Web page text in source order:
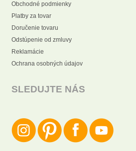
Obchodné podmienky
Platby za tovar
Doručenie tovaru
Odstúpenie od zmluvy
Reklamácie
Ochrana osobných údajov
SLEDUJTE NÁS